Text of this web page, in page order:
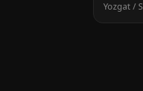
Yozgat /